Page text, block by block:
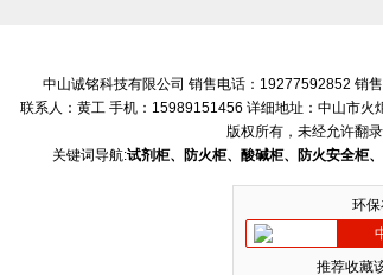
中山诚铭科技有限公司 销售电话：19277592852 销售
联系人：黄工 手机：15989151456 详细地址：中山市火
版权所有，未经允许翻
关键词导航:试剂柜、防火柜、酸碱柜、防火安全柜
环
推荐收藏